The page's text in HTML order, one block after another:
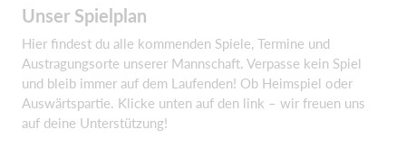
Unser Spielplan
Hier findest du alle kommenden Spiele, Termine und
Austragungsorte unserer Mannschaft. Verpasse kein Spiel
und bleib immer auf dem Laufenden! Ob Heimspiel oder
Auswärtspartie. Klicke unten auf den link – wir freuen uns
auf deine Unterstützung!